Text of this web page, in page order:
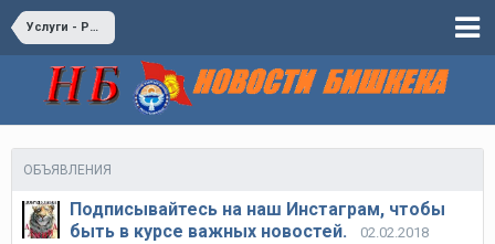
Услуги - Ремонт
ОБЪЯВЛЕНИЯ
Подписывайтесь на наш Инстаграм, чтобы
быть в курсе важных новостей.
02.02.2018